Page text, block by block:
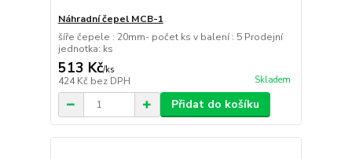
Náhradní čepel MCB-1
šíře čepele : 20mm- počet ks v balení : 5 Prodejní
jednotka: ks
513 Kč/ks
424 Kč bez DPH Skladem
Přidat do košíku